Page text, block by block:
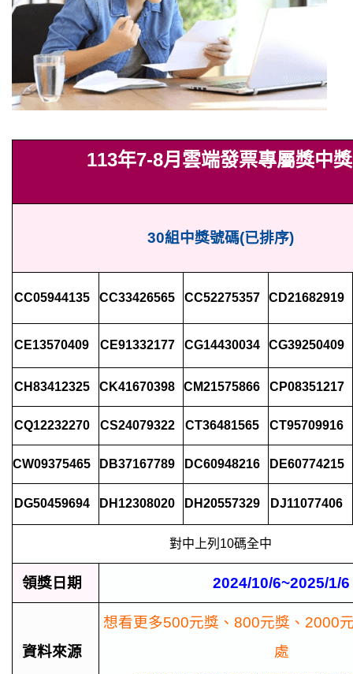
113年7-8月雲端發票專屬獎中
30組中獎號碼(已排序)
CC05944135 CC33426565 CC52275357 CD21682919
CE13570409 CE91332177 CG14430034 CG39250409
CH83412325 CK41670398 CM21575866 CP08351217
CQ12232270 CS24079322 CT36481565 CT95709916
CW09375465 DB37167789 DC60948216 DE60774215
DG50459694 DH12308020 DH20557329 DJ11077406
對中上列10碼全中
領獎日期 2024/10/6~2025/1/6
資料來源
想看更多500元獎、800元獎、2000
處